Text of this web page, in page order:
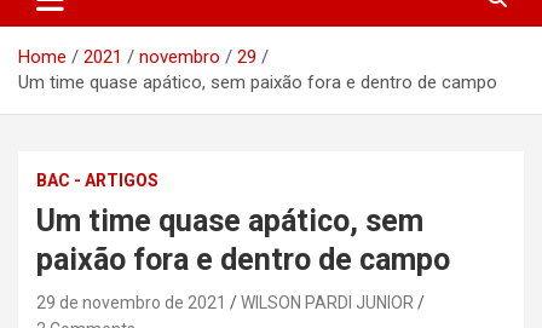
Home 2021 novembro
29
Um time quase apático, sem paixão fora e dentro de campo
BAC - ARTIGOS
Um time quase apático, sem
paixão fora e dentro de campo
29 de novembro de 2021
WILSON PARDI JUNIOR